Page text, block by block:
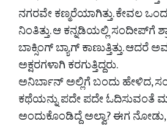
ನಗರವೇ ಕಣ್ಮರೆಯಾಗಿತ್ತು. ಕೇವಲ
ನಿಂತಿತ್ತು. ಆ ಕನ್ನಡಿಯಲ್ಲಿ ಸಂದೀಪ್‌ಗೆ
ಬಾಕ್ಸಿಂಗ್ ಬ್ಯಾಗ್ ಕಾಣುತ್ತಿತ್ತು. ಆದರೆ
ಅಕ್ಷರಗಳಾಗಿ ಕರಗುತ್ತಿದ್ದರು.
ಅನಿರ್ಬಾನ್ ಅಲ್ಲಿಗೆ ಬಂದು ಹೇಳಿದ,
ಕಥೆಯನ್ನು ಪದೇ ಪದೇ ಓದಿಸುವಂತೆ
ಅಂದುಕೊಂಡಿದ್ದೆ ಅಲ್ವಾ? ಈಗ